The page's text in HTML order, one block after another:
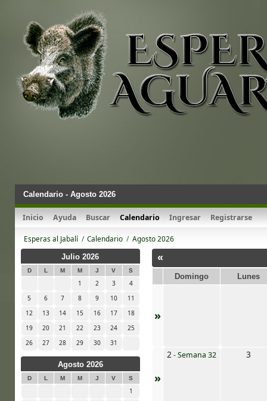
Calendario - Agosto 2026
Inicio Ayuda Buscar Calendario Ingresar Registrarse
Esperas al Jabalí/ Calendario / Agosto 2026
Julio 2026
D L M M J V S
1 2 3
4
5
6 7 8 9 10
11
12
13 14 15 16 17
18
19
20 21 22 23 24
25
26
27 28 29 30 31
Agosto 2026
D L M M J V S
1
«
Domingo Lunes
»
»
2-Semana 32 3